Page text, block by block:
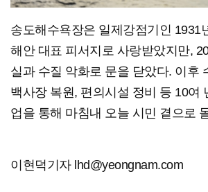
송도해수욕장은 일제강점기인 1931
해안 대표 피서지로 사랑받았지만,
실과 수질 악화로 문을 닫았다. 이후
백사장 복원, 편의시설 정비 등 10여
업을 통해 마침내 오늘 시민 곁으로
이현덕기자 lhd@yeongnam.com